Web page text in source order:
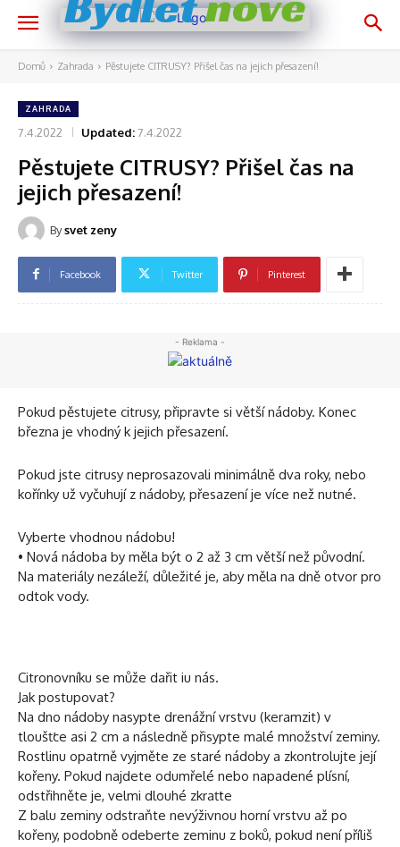
Domů Zahrada Pěstujete CITRUSY? Přišel čas na jejich přesazení!
ZAHRADA
7.4.2022 Updated:7.4.2022
Pěstujete CITRUSY? Přišel čas na
jejich přesazení!
Bysvet zeny
Facebook Twitter Pinterest
- Reklama -
Pokud pěstujete citrusy, připravte si větší nádoby. Konec
března je vhodný k jejich přesazení.
Pokud jste citrusy neprosazovali minimálně dva roky, nebo
kořínky už vyčuhují z nádoby, přesazení je více než nutné.
Vyberte vhodnou nádobu!
• Nová nádoba by měla být o 2 až 3 cm větší než původní.
Na materiály nezáleží, důležité je, aby měla na dně otvor pro
odtok vody.
Citronovníku se může dařit iu nás.
Jak postupovat?
Na dno nádoby nasypte drenážní vrstvu (keramzit) v
tloušťce asi 2 cm a následně přisypte malé množství zeminy.
Rostlinu opatrně vyjměte ze staré nádoby a zkontrolujte její
kořeny. Pokud najdete odumřelé nebo napadené plísní,
odstřihněte je, velmi dlouhé zkraťte
Z balu zeminy odstraňte nevýživnou horní vrstvu až po
kořeny, podobně odeberte zeminu z boků, pokud není příliš